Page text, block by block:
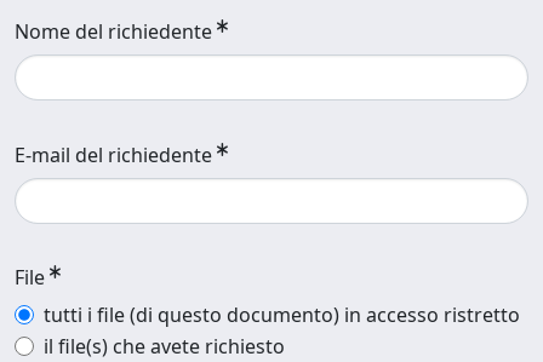
Nome del richiedente
E-mail del richiedente
File
tutti i file (di questo documento) in accesso ristretto
il file(s) che avete richiesto